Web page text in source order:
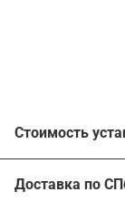
Стоимость
Расчитать
Доставка по